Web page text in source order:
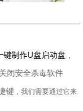
键制作U盘启动盘 ，
闭安全杀毒软件
键 ，我们需要通过它来